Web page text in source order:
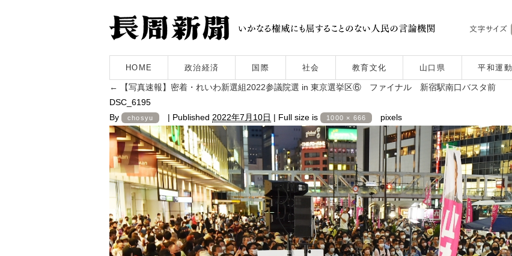
HOME 政治経済 国際 社会 教育文化 山口県 平和運動
←
【写真速報】密着・れいわ新選組2022参議院選 in 東京選挙区⑥ ファイナル 新宿駅南口バスタ前
DSC_6195
By
chosyu | Published 2022年7月10日 | Full size is 1000 × 666 pixels